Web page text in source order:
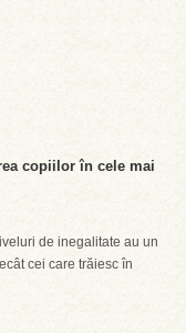
copiilor în cele mai
de inegalitate au un
cei care trăiesc în